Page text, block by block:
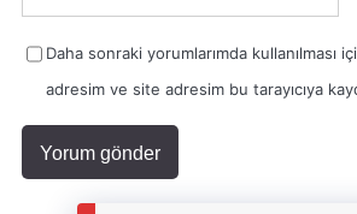
Daha sonraki yorumlarımda kullanılması
adresim ve site adresim bu tarayıcıya